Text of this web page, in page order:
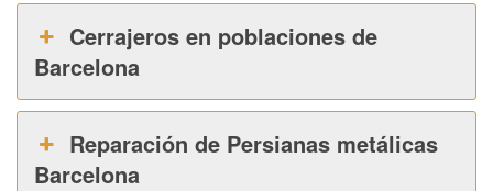
Cerrajeros en poblaciones de
Barcelona
Reparación de Persianas metálicas
Barcelona